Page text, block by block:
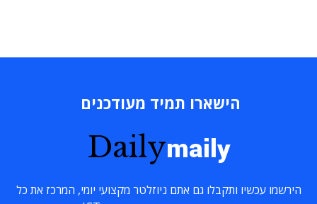
הישארו תמיד מעודכנים
Dailymaily
הירשמו עכשיו ותקבלו גם אתם ניוזלטר מקצועי יומי, המרכז את כל